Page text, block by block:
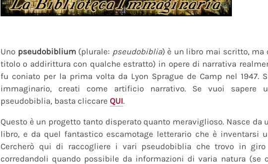
Uno pseudobiblium(plurale: pseudobiblia) è un libro mai scritto, ma
titolo o addirittura con qualche estratto) in opere di narrativa
fu coniato per la prima volta da Lyon Sprague de Camp nel 1947.
immaginario, creati come artificio narrativo. Se vuoi
pseudobiblia, basta cliccare QUI.
Questo è un progetto tanto disperato quanto meraviglioso. Nasce da
libro, e da quel fantastico escamotage letterario che è inventarsi
Cercherò qui di raccogliere i vari pseudobiblia che trovo in
corredandoli quando possibile da informazioni di varia natura (se